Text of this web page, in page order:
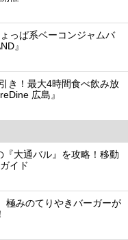
っぱ系ベーコンジャムバ
』
き！最大4時間食べ飲み放
広島』
『大通バル』を攻略！移動
イド
極みのてりやきバーガーが